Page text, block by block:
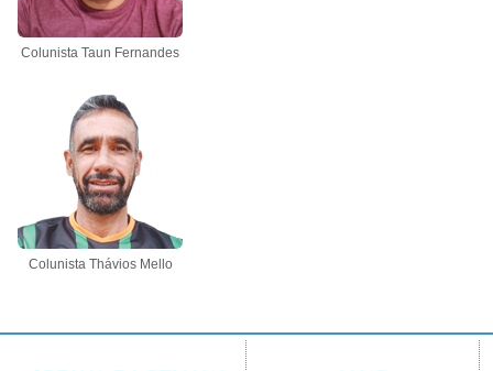
Colunista Taun Fernandes
Colunista Thávios Mello